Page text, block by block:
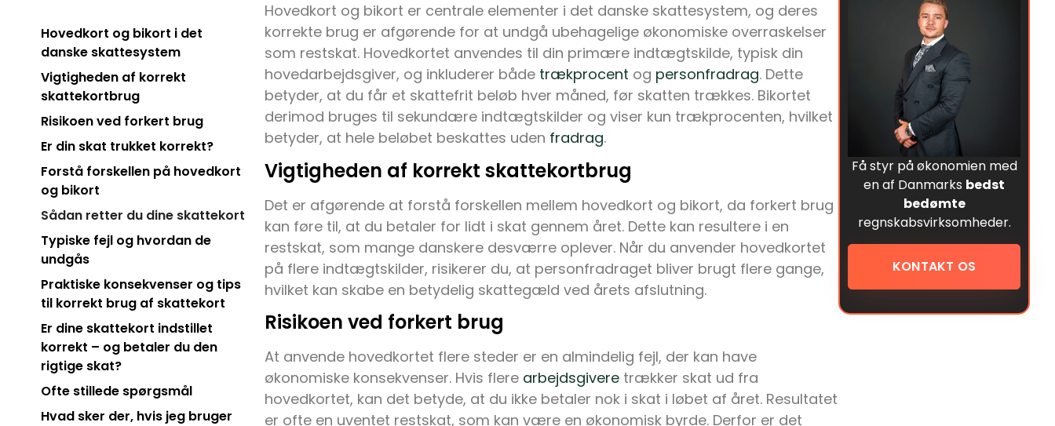
Hovedkort og bikort i det
danske skattesystem
Vigtigheden af korrekt
skattekortbrug
Risikoen ved forkert brug
Er din skat trukket korrekt?
Forstå forskellen på hovedkort
og bikort
Sådan retter du dine skattekort
Typiske fejl og hvordan de
undgås
Praktiske konsekvenser og tips
til korrekt brug af skattekort
Er dine skattekort indstillet
korrekt – og betaler du den
rigtige skat?
Ofte stillede spørgsmål
Hvad sker der, hvis jeg bruger
Hovedkort og bikort er centrale elementer i det danske skattesystem, og deres
korrekte brug er afgørende for at undgå ubehagelige økonomiske overraskelser
som restskat. Hovedkortet anvendes til din primære indtægtskilde, typisk din
hovedarbejdsgiver, og inkluderer både trækprocent og personfradrag. Dette
betyder, at du får et skattefrit beløb hver måned, før skatten trækkes. Bikortet
derimod bruges til sekundære indtægtskilder og viser kun trækprocenten, hvilket
betyder, at hele beløbet beskattes uden fradrag.
Vigtigheden af korrekt skattekortbrug
Det er afgørende at forstå forskellen mellem hovedkort og bikort, da forkert brug
kan føre til, at du betaler for lidt i skat gennem året. Dette kan resultere i en
restskat, som mange danskere desværre oplever. Når du anvender hovedkortet
på flere indtægtskilder, risikerer du, at personfradraget bliver brugt flere gange,
hvilket kan skabe en betydelig skattegæld ved årets afslutning.
Risikoen ved forkert brug
At anvende hovedkortet flere steder er en almindelig fejl, der kan have
økonomiske konsekvenser. Hvis flere arbejdsgiveretrækker skat ud fra
hovedkortet, kan det betyde, at du ikke betaler nok i skat i løbet af året. Resultatet
er ofte en uventet restskat, som kan være en økonomisk byrde. Derfor er det
Få styr på økonomien med
en af Danmarks bedst
bedømte
regnskabsvirksomheder.
KONTAKT OS